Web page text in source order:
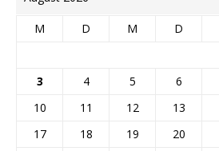
M D M D
3
4 5 6
10
11 12 13
17
18 19 20